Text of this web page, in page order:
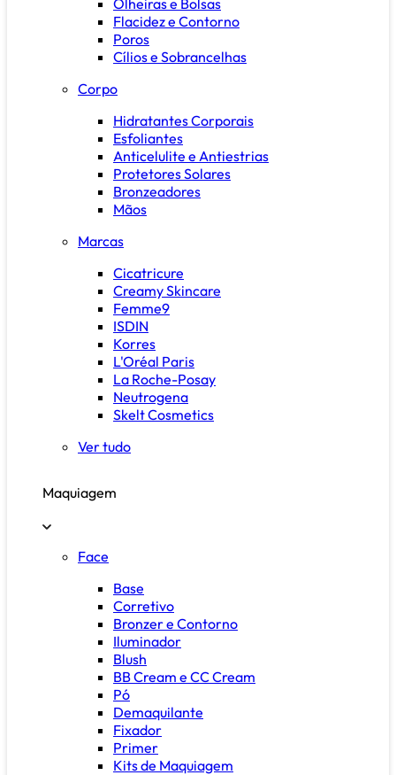
Flacidez e Contorno
Poros
Cílios e Sobrancelhas
Corpo
Hidratantes Corporais
Esfoliantes
Anticelulite e Antiestrias
Protetores Solares
Bronzeadores
Mãos
Marcas
Cicatricure
Creamy Skincare
Femme9
ISDIN
Korres
L'Oréal Paris
La Roche-Posay
Neutrogena
Skelt Cosmetics
Ver tudo
Maquiagem
Face
Base
Corretivo
Bronzer e Contorno
Iluminador
Blush
BB Cream e CC Cream
Pó
Demaquilante
Fixador
Primer
Kits de Maquiagem